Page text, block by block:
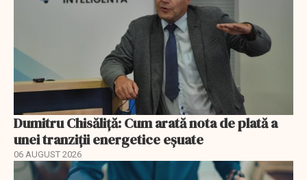
Dumitru Chisăliță: Cum arată nota de plată a
unei tranziții energetice eșuate
06 AUGUST 2026